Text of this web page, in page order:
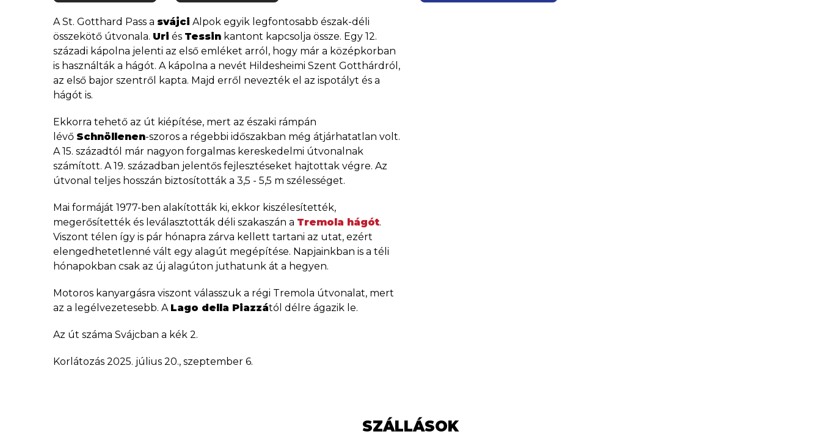
A St. Gotthard Pass a svájci Alpok egyik legfontosabb észak-déli
összekötő útvonala. Uri és Tessin kantont kapcsolja össze. Egy 12.
századi kápolna jelenti az első emléket arról, hogy már a középkorban
is használták a hágót. A kápolna a nevét Hildesheimi Szent Gotthárdról,
az első bajor szentről kapta. Majd erről nevezték el az ispotályt és a
hágót is.
Ekkorra tehető az út kiépítése, mert az északi rámpán
lévő Schnöllenen-szoros a régebbi időszakban még átjárhatatlan volt.
A 15. századtól már nagyon forgalmas kereskedelmi útvonalnak
számított. A 19. században jelentős fejlesztéseket hajtottak végre. Az
útvonal teljes hosszán biztosították a 3,5 - 5,5 m szélességet.
Mai formáját 1977-ben alakították ki, ekkor kiszélesítették,
megerősítették és leválasztották déli szakaszán a Tremola hágót.
Viszont télen így is pár hónapra zárva kellett tartani az utat, ezért
elengedhetetlenné vált egy alagút megépítése. Napjainkban is a téli
hónapokban csak az új alagúton juthatunk át a hegyen.
Motoros kanyargásra viszont válasszuk a régi Tremola útvonalat, mert
az a legélvezetesebb. A Lago della Piazzától délre ágazik le.
Az út száma Svájcban a kék 2.
Korlátozás 2025. július 20., szeptember 6.
SZÁLLÁSOK